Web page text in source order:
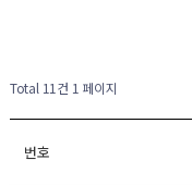
Total 11건 1 페이지
번호